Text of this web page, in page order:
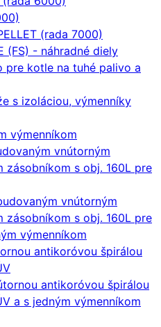
(rada 7000)
(FS) - náhradné diely
pre kotle na tuhé palivo a
s izoláciou, výmenníky
výmenníkom
vnútorným
zásobníkom s obj. 160L pre
vnútorným
zásobníkom s obj. 160L pre
výmenníkom
antikoróvou špirálou
antikoróvou špirálou
a s jedným výmenníkom